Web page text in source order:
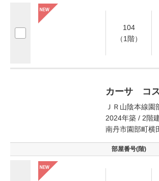
104
（1階）
カーサ コ
ＪＲ山陰本線
2024年築 / 2階
南丹市園部町横
部屋番号(階)